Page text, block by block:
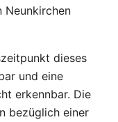
Neunkirchen
dieses
und eine
erkennbar. Die
bezüglich einer